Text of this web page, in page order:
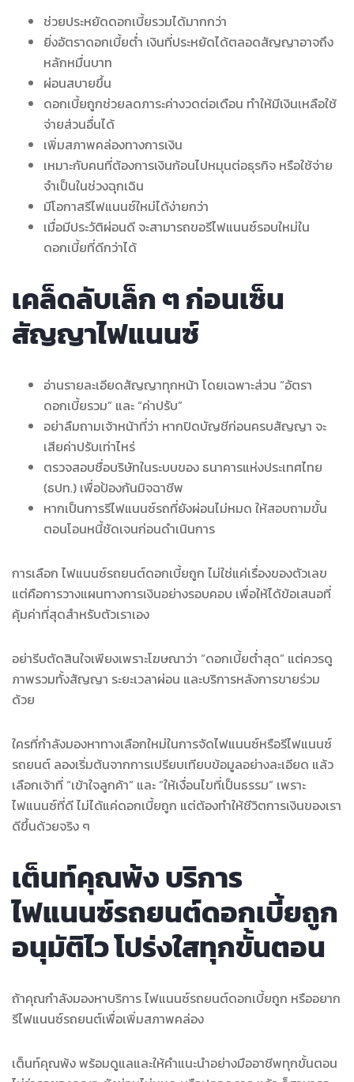
ช่วยประหยัดดอกเบี้ยรวมได้มากกว่า
ยิ่งอัตราดอกเบี้ยต่ำ เงินที่ประหยัดได้ตลอดสัญญาอาจถึง
หลักหมื่นบาท
ผ่อนสบายขึ้น
ดอกเบี้ยถูกช่วยลดภาระค่างวดต่อเดือน ทำให้มีเงินเหลือใช้
จ่ายส่วนอื่นได้
เพิ่มสภาพคล่องทางการเงิน
เหมาะกับคนที่ต้องการเงินก้อนไปหมุนต่อธุรกิจ หรือใช้จ่าย
จำเป็นในช่วงฉุกเฉิน
มีโอกาสรีไฟแนนซ์ใหม่ได้ง่ายกว่า
เมื่อมีประวัติผ่อนดี จะสามารถขอรีไฟแนนซ์รอบใหม่ใน
ดอกเบี้ยที่ดีกว่าได้
เคล็ดลับเล็ก ๆ ก่อนเซ็น
สัญญาไฟแนนซ์
อ่านรายละเอียดสัญญาทุกหน้า โดยเฉพาะส่วน “อัตรา
ดอกเบี้ยรวม” และ “ค่าปรับ”
อย่าลืมถามเจ้าหน้าที่ว่า หากปิดบัญชีก่อนครบสัญญา จะ
เสียค่าปรับเท่าไหร่
ตรวจสอบชื่อบริษัทในระบบของ ธนาคารแห่งประเทศไทย
(ธปท.) เพื่อป้องกันมิจฉาชีพ
หากเป็นการรีไฟแนนซ์รถที่ยังผ่อนไม่หมด ให้สอบถามขั้น
ตอนโอนหนี้ชัดเจนก่อนดำเนินการ
การเลือก ไฟแนนซ์รถยนต์ดอกเบี้ยถูก ไม่ใช่แค่เรื่องของตัวเลข
แต่คือการวางแผนทางการเงินอย่างรอบคอบ เพื่อให้ได้ข้อเสนอที่
คุ้มค่าที่สุดสำหรับตัวเราเอง
อย่ารีบตัดสินใจเพียงเพราะโฆษณาว่า “ดอกเบี้ยต่ำสุด” แต่ควรดู
ภาพรวมทั้งสัญญา ระยะเวลาผ่อน และบริการหลังการขายร่วม
ด้วย
ใครที่กำลังมองหาทางเลือกใหม่ในการจัดไฟแนนซ์หรือรีไฟแนนซ์
รถยนต์ ลองเริ่มต้นจากการเปรียบเทียบข้อมูลอย่างละเอียด แล้ว
เลือกเจ้าที่ “เข้าใจลูกค้า” และ “ให้เงื่อนไขที่เป็นธรรม” เพราะ
ไฟแนนซ์ที่ดี ไม่ได้แค่ดอกเบี้ยถูก แต่ต้องทำให้ชีวิตการเงินของเรา
ดีขึ้นด้วยจริง ๆ
เต็นท์คุณพ้ง บริการ
ไฟแนนซ์รถยนต์ดอกเบี้ยถูก
อนุมัติไว โปร่งใสทุกขั้นตอน
ถ้าคุณกำลังมองหาบริการ ไฟแนนซ์รถยนต์ดอกเบี้ยถูก หรืออยาก
รีไฟแนนซ์รถยนต์เพื่อเพิ่มสภาพคล่อง
เต็นท์คุณพ้ง พร้อมดูแลและให้คำแนะนำอย่างมืออาชีพทุกขั้นตอน